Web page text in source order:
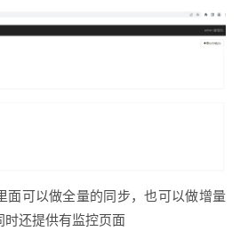
面可以做全量的同步，也可以做增量
时还提供有监控页面